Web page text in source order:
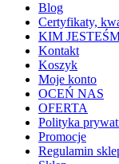
Blog
Certyfikaty,
KIM
Kontakt
Koszyk
Moje konto
OCEŃ NAS
OFERTA
Polityka
Promocje
Regulamin